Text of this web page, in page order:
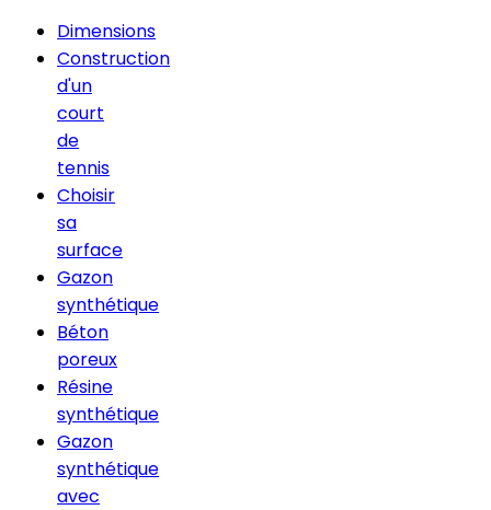
Dimensions
Construction
d'un
court
de
tennis
Choisir
sa
surface
Gazon
synthétique
Béton
poreux
Résine
synthétique
Gazon
synthétique
avec